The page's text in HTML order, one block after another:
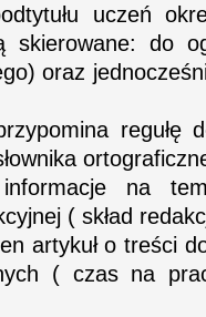
uczeń
skierowane: do
oraz
regułę
na
( skład
artykuł o treści
( czas na